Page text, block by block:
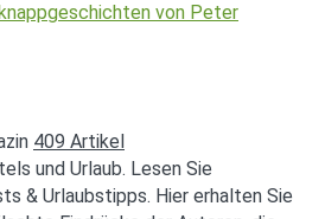
von Peter
409 Artikel
und Urlaub. Lesen Sie
& Urlaubstipps. Hier erhalten Sie